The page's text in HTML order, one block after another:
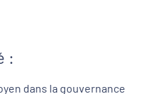
:
dans la gouvernance